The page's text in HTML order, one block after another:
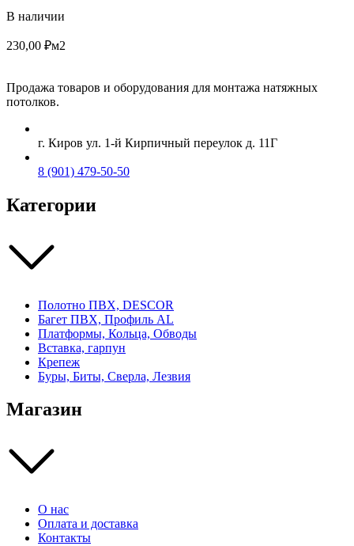
В наличии
230,00 ₽м2
Продажа товаров и оборудования для монтажа натяжных
потолков.
г. Киров ул. 1-й Кирпичный переулок д. 11Г
8 (901) 479-50-50
Категории
Полотно ПВХ, DESCOR
Багет ПВХ, Профиль AL
Платформы, Кольца, Обводы
Вставка, гарпун
Крепеж
Буры, Биты, Сверла, Лезвия
Магазин
О нас
Оплата и доставка
Контакты